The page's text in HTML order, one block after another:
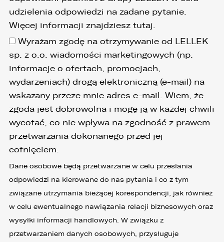
udzielenia odpowiedzi na zadane pytanie.
Więcej informacji znajdziesz tutaj.
Wyrażam zgodę na otrzymywanie od LELLEK
sp. z o.o. wiadomości marketingowych (np.
informacje o ofertach, promocjach,
wydarzeniach) drogą elektroniczną (e-mail) na
wskazany przeze mnie adres e-mail. Wiem, że
zgoda jest dobrowolna i mogę ją w każdej chwili
wycofać, co nie wpływa na zgodność z prawem
przetwarzania dokonanego przed jej
cofnięciem.
Dane osobowe będą przetwarzane w celu przesłania
odpowiedzi na kierowane do nas pytania i co z tym
związane utrzymania bieżącej korespondencji, jak również
w celu ewentualnego nawiązania relacji biznesowych oraz
wysyłki informacji handlowych. W związku z
przetwarzaniem danych osobowych, przysługuje